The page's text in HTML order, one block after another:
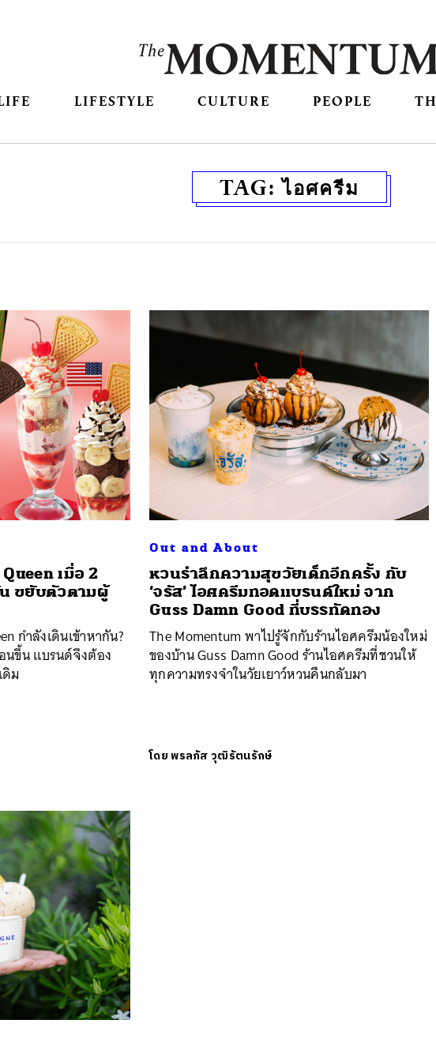
LIFESTYLE CULTURE PEOPLE
TAG:ไอศครีม
เมื่อ 2
ขยับตัวตามผู้
กำลังเดินเข้าหากัน?
ขึ้น แบรนด์จึงต้อง
ม
Out and About
หวนรำลึกความสุขวัยเด็กอีกครั้ง กับ
‘จรัส’ ไอศครีมทอดแบรนด์ใหม่ จาก
Guss Damn Good ที่บรรทัดทอง
The Momentum พาไปรู้จักกับร้านไอศครีมน้องใหม่
ของบ้าน Guss Damn Good ร้านไอศครีมที่ชวนให้
ทุกความทรงจำในวัยเยาว์หวนคืนกลับมา
โดยพรลภัส วุฒิรัตนรักษ์
ค้นหา